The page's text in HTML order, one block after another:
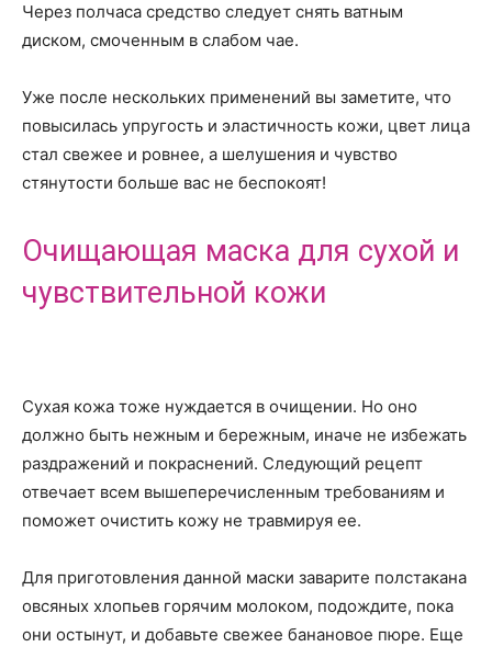
Через полчаса средство следует снять ватным
диском, смоченным в слабом чае.
Уже после нескольких применений вы заметите, что
повысилась упругость и эластичность кожи, цвет лица
стал свежее и ровнее, а шелушения и чувство
стянутости больше вас не беспокоят!
Очищающая маска для сухой и
чувствительной кожи
Сухая кожа тоже нуждается в очищении. Но оно
должно быть нежным и бережным, иначе не избежать
раздражений и покраснений. Следующий рецепт
отвечает всем вышеперечисленным требованиям и
поможет очистить кожу не травмируя ее.
Для приготовления данной маски заварите полстакана
овсяных хлопьев горячим молоком, подождите, пока
они остынут, и добавьте свежее банановое пюре. Еще